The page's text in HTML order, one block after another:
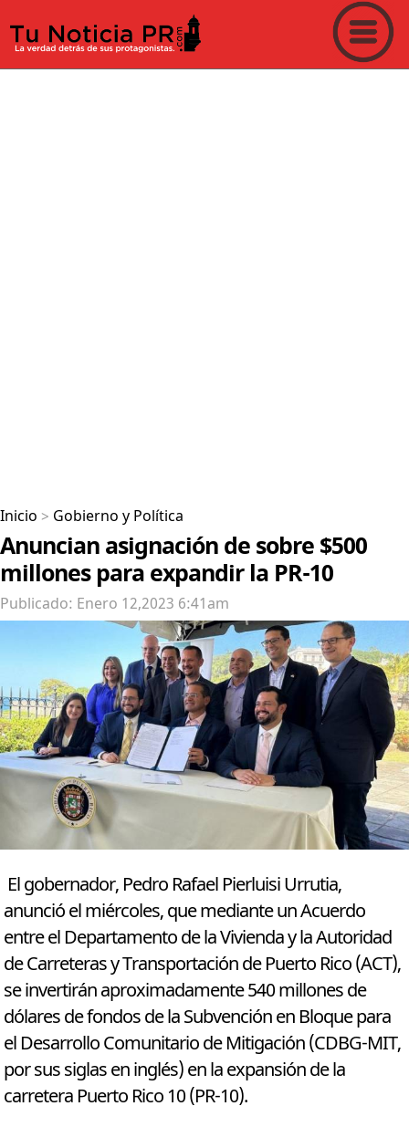
Inicio > Gobierno y Política
Anuncian asignación de sobre $500
millones para expandir la PR-10
Publicado: Enero 12,2023 6:41am
El gobernador, Pedro Rafael Pierluisi Urrutia,
anunció el miércoles, que mediante un Acuerdo
entre el Departamento de la Vivienda y la Autoridad
de Carreteras y Transportación de Puerto Rico (ACT),
se invertirán aproximadamente 540 millones de
dólares de fondos de la Subvención en Bloque para
el Desarrollo Comunitario de Mitigación (CDBG-MIT,
por sus siglas en inglés) en la expansión de la
carretera Puerto Rico 10 (PR-10).